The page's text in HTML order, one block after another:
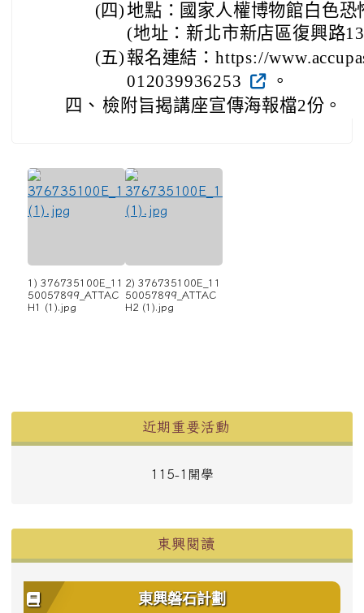
(四)地點：國家人權博物館白色
(地址：新北市新店區復興路
(五) 報名連結：https://
012039936253
。
四、 檢附旨揭講座宣傳海報檔2份。
1) 376735100E_11
50057899_ATTAC
H1 (1).jpg
2) 376735100E_11
50057899_ATTAC
H2 (1).jpg
近期重要活動
115-1開學
東興閱讀
東興磐石計劃